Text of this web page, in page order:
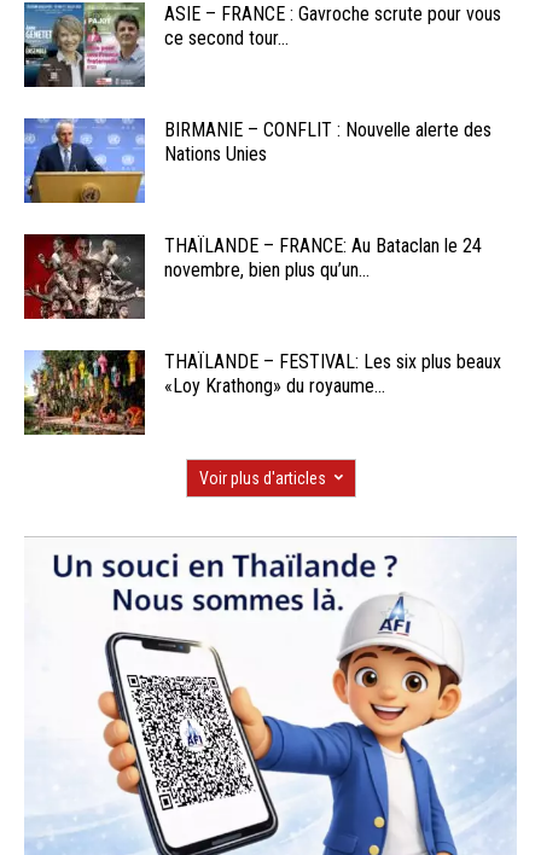
ASIE – FRANCE : Gavroche scrute pour vous
ce second tour...
BIRMANIE – CONFLIT : Nouvelle alerte des
Nations Unies
THAÏLANDE – FRANCE: Au Bataclan le 24
novembre, bien plus qu’un...
THAÏLANDE – FESTIVAL: Les six plus beaux
«Loy Krathong» du royaume...
Voir plus d'articles